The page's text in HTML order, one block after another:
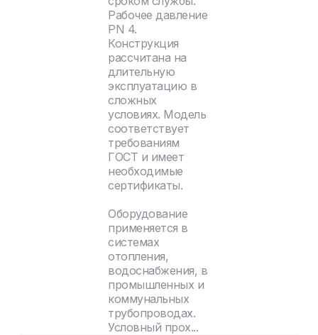
Рабочее давление
PN 4.
Конструкция
рассчитана на
длительную
эксплуатацию в
сложных
условиях. Модель
соответствует
требованиям
ГОСТ и имеет
необходимые
сертификаты.
Оборудование
применяется в
системах
отопления,
водоснабжения, в
промышленных и
коммунальных
трубопроводах.
Условный прох...